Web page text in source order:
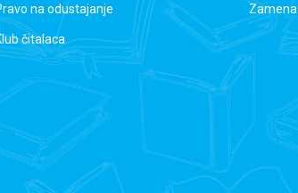
na odustajanje
čitalaca